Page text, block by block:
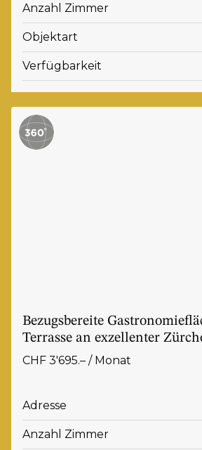
Anzahl Zimmer
Objektart
Verfügbarkeit
Bezugsbereite
Terrasse an exzellenter
CHF 3'695.– / Monat
Adresse
Anzahl Zimmer